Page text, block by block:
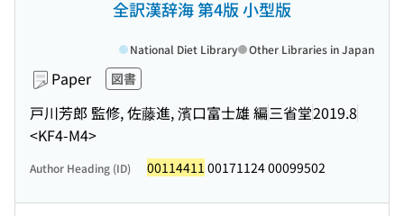
全訳漢辞海 第4版 小型版
Paper 図書
戸川芳郎 監修, 佐藤進, 濱口富士雄 編三省堂2019.8
<KF4-M4>
National Diet Library Other Libraries in Japan
Author Heading (ID) 00114411 00171124 00099502